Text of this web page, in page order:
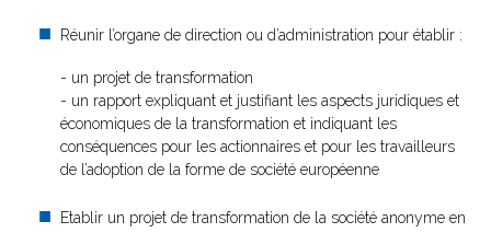
Réunir l’organe de direction ou d’administration pour établir :
- un projet de transformation
- un rapport expliquant et justifiant les aspects juridiques et
économiques de la transformation et indiquant les
conséquences pour les actionnaires et pour les travailleurs
de l’adoption de la forme de société européenne
Etablir un projet de transformation de la société anonyme en